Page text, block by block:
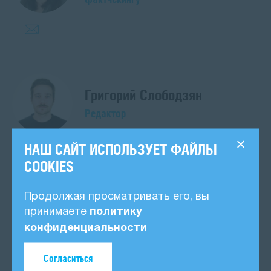
Наталья Мухина
Руководительница направлений
мониторинга и оценки (M&E) и
БУДЬТЕ В КУРСЕ
Подписывайтесь на “Трансперенси” в
любимой социальной сети
НАШ САЙТ ИСПОЛЬЗУЕТ ФАЙЛЫ
COOKIES
Согласиться
Продолжая просматривать его, вы
принимаете политику
конфиденциальности